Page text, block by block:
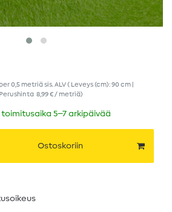
per0,5 metriäsis. ALV( Leveys (cm): 90 cm |
Perushinta 8,99 € / metriä)
5–7 arkipäivää
Ostoskoriin